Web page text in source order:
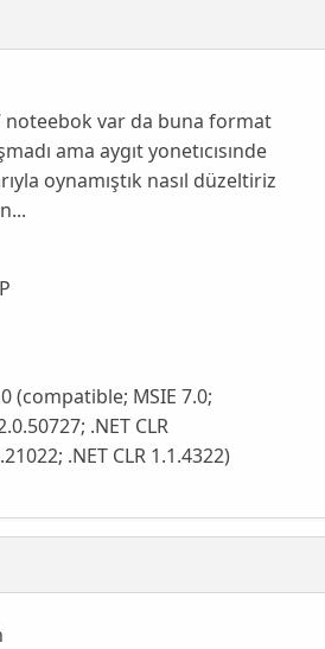
var da buna format
ama aygıt yonetıcısınde
oynamıştık nasıl düzeltiriz
(compatible; MSIE 7.0;
.NET CLR
.NET CLR 1.1.4322)